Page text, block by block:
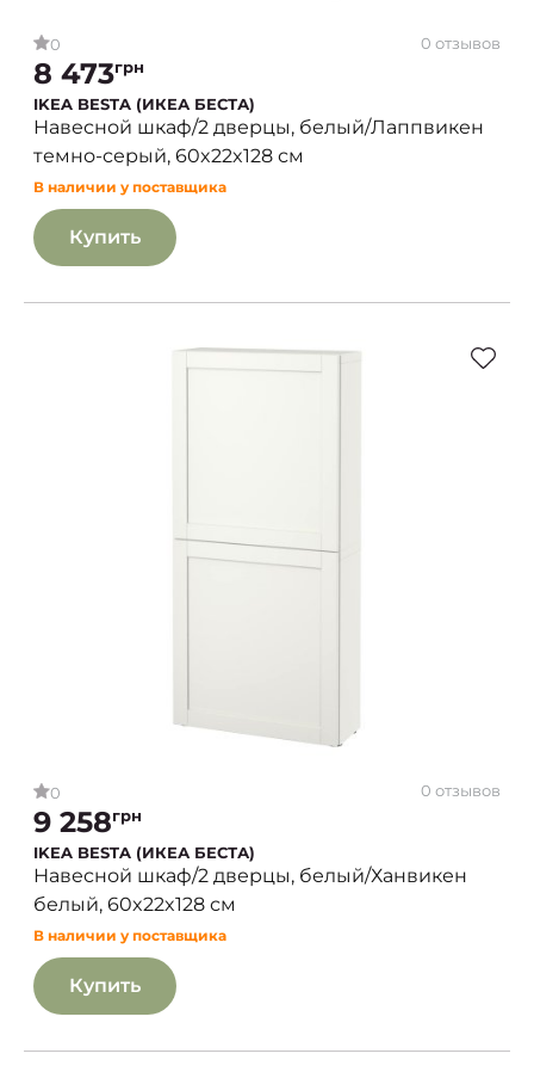
0 0 отзывов
8 473грн
IKEA BESTA (ИКЕА БЕСТА)
Навесной шкаф/2 дверцы, белый/Лаппвикен
темно-серый, 60x22x128 см
В наличии у поставщика
Купить
0 0 отзывов
9 258грн
IKEA BESTA (ИКЕА БЕСТА)
Навесной шкаф/2 дверцы, белый/Ханвикен
белый, 60x22x128 см
В наличии у поставщика
Купить